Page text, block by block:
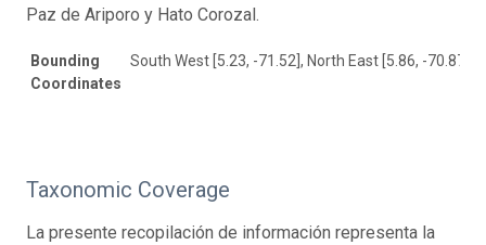
Paz de Ariporo y Hato Corozal.
Bounding
Coordinates
South West [5.23, -71.52], North East [5.86, -70.87]
Taxonomic Coverage
La presente recopilación de información representa la